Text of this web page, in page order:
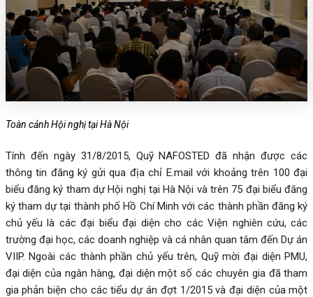
Toàn cảnh Hội nghị tại Hà Nội
Tính đến ngày 31/8/2015, Quỹ NAFOSTED đã nhận được các
thông tin đăng ký gửi qua địa chỉ E.mail với khoảng trên 100 đại
biểu đăng ký tham dự Hội nghị tại Hà Nội và trên 75 đại biểu đăng
ký tham dự tại thành phố Hồ Chí Minh với các thành phần đăng ký
chủ yếu là các đại biểu đại diện cho các Viện nghiên cứu, các
trường đại học, các doanh nghiệp và cá nhân quan tâm đến Dự án
VIIP. Ngoài các thành phần chủ yếu trên, Quỹ mời đại diện PMU,
đại diện của ngân hàng, đại diện một số các chuyên gia đã tham
gia phản biện cho các tiểu dự án đợt 1/2015 và đại diện của một